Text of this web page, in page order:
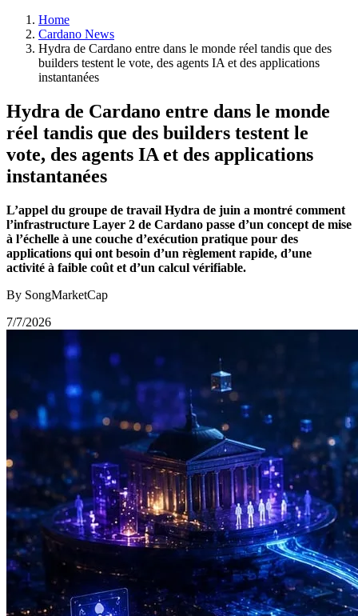
Home
Cardano News
Hydra de Cardano entre dans le monde réel tandis que des
builders testent le vote, des agents IA et des applications
instantanées
Hydra de Cardano entre dans le monde
réel tandis que des builders testent le
vote, des agents IA et des applications
instantanées
L’appel du groupe de travail Hydra de juin a montré comment
l’infrastructure Layer 2 de Cardano passe d’un concept de mise
à l’échelle à une couche d’exécution pratique pour des
applications qui ont besoin d’un règlement rapide, d’une
activité à faible coût et d’un calcul vérifiable.
By SongMarketCap
7/7/2026